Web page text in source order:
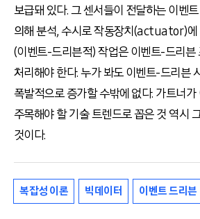
보급돼 있다. 그 센서들이 전달하는 이벤
의해 분석, 수시로 작동장치(actuator)에
(이벤트-드리븐적) 작업은 이벤트-드리븐
처리해야 한다. 누가 봐도 이벤트-드리븐
폭발적으로 증가할 수밖에 없다. 가트너가
주목해야 할 기술 트렌드로 꼽은 것 역시
것이다.
복잡성 이론 빅데이터 이벤트 드리븐